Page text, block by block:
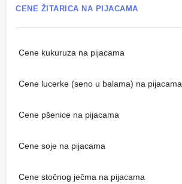
CENE ŽITARICA NA PIJACAMA
Cene kukuruza na pijacama
Cene lucerke (seno u balama) na pijacama
Cene pšenice na pijacama
Cene soje na pijacama
Cene stočnog ječma na pijacama